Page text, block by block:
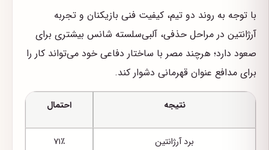
با توجه به روند دو تیم، کیفیت فنی بازیکنان و تجربه
آرژانتین در مراحل حذفی، آلبی‌سلسته شانس بیشتری برای
صعود دارد؛ هرچند مصر با ساختار دفاعی خود می‌تواند کار را
برای مدافع عنوان قهرمانی دشوار کند.
نتیجه احتمال
برد آرژانتین ۷۱٪